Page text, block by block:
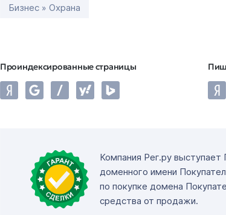
Бизнес » Охрана
Проиндексированные страницы
Компания Рег.ру
доменного имени
по покупке домена
средства от продажи.